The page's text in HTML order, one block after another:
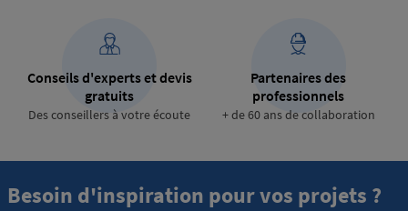
Conseils d'experts et devis
gratuits
Des conseillers à votre écoute
Partenaires des
professionnels
+ de 60 ans de collaboration
Besoin d'inspiration pour vos projets ?